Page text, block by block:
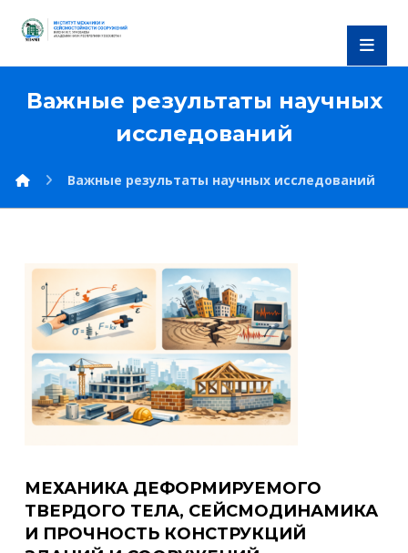
Важные результаты научных
исследований
Важные результаты научных исследований
МЕХАНИКА ДЕФОРМИРУЕМОГО
ТВЕРДОГО ТЕЛА, СЕЙСМОДИНАМИКА
И ПРОЧНОСТЬ КОНСТРУКЦИЙ